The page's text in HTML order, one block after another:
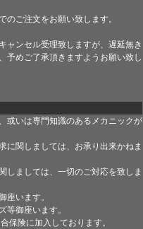
のご注文をお願い致します。
ャンセル受理致しますが、遅延無き
予めご了承頂きますようお願い致し
或いは専門知識のあるメカニックが
関しましては、お承り出来かねま
ましては、一切のご対応を致しま
座います。
等御座います。
保険に加入しております。